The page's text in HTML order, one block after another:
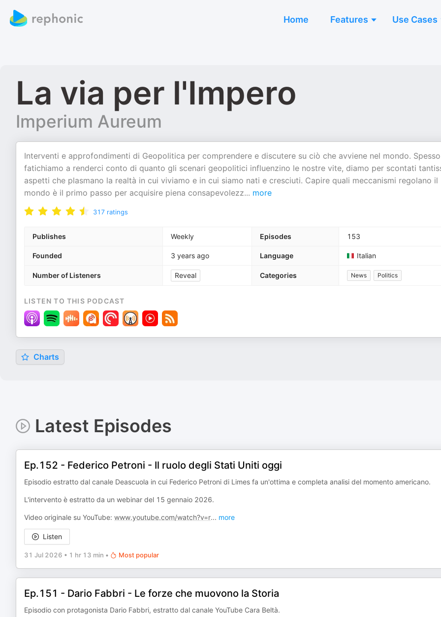
Home Features Use Cases
La via per l'Impero
Imperium Aureum
Interventi e approfondimenti di Geopolitica per comprendere e discutere su ciò che avviene nel mondo. Spesso
fatichiamo a renderci conto di quanto gli scenari geopolitici influenzino le nostre vite, diamo per scontati
aspetti che plasmano la realtà in cui viviamo e in cui siamo nati e cresciuti. Capire quali meccanismi regolano il
mondo è il primo passo per acquisire piena consapevolezz... more
317 ratings
Publishes Weekly Episodes 153
Founded 3 years ago Language Italian
Number of Listeners Reveal Categories News Politics
LISTEN TO THIS PODCAST
Charts
Latest Episodes
Ep.152 - Federico Petroni - Il ruolo degli Stati Uniti oggi
Episodio estratto dal canale Deascuola in cui Federico Petroni di Limes fa un'ottima e completa analisi del momento americano.
L'intervento è estratto da un webinar del 15 gennaio 2026.
Video originale su YouTube: www.youtube.com/watch?v=r... more
Listen
31 Jul 2026 • 1 hr 13 min • Most popular
Ep.151 - Dario Fabbri - Le forze che muovono la Storia
Episodio con protagonista Dario Fabbri, estratto dal canale YouTube Cara Beltà.